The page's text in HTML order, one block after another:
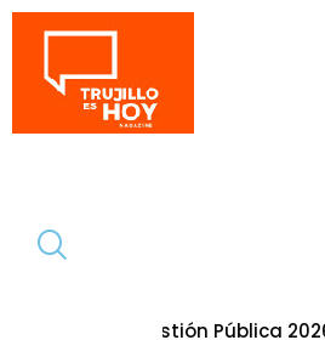
Pública 2026 7 de agosto de 2026